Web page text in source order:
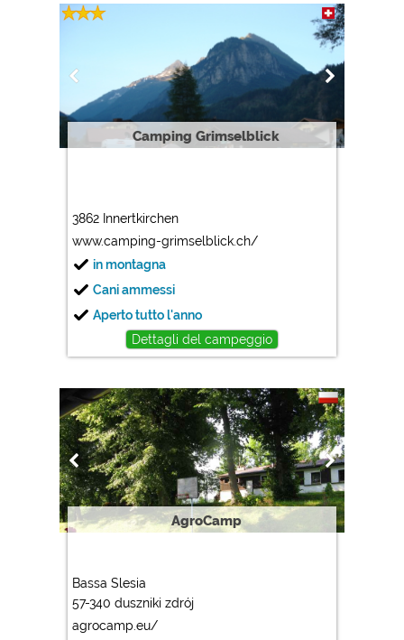
Camping Grimselblick
3862 Innertkirchen
www.camping-grimselblick.ch/
in montagna
Cani ammessi
Aperto tutto l'anno
Dettagli del campeggio
AgroCamp
Bassa Slesia
57-340 duszniki zdrój
agrocamp.eu/